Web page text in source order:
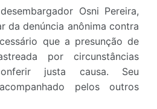
Osni Pereira,
da denúncia anônima contra
que a presunção de
por circunstâncias
justa causa. Seu
pelos outros